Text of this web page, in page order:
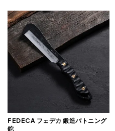
FEDECA フェデカ 鍛造バトニング
鉈